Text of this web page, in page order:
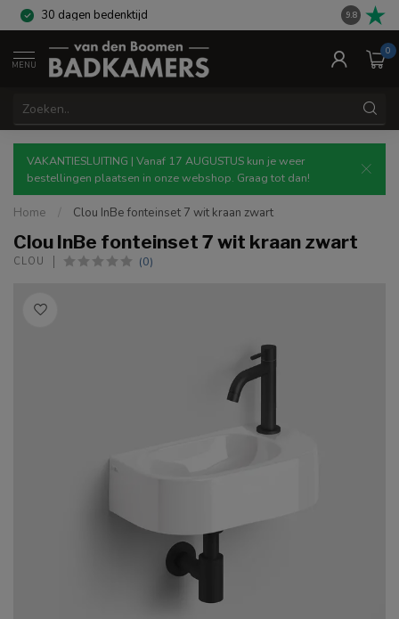
30 dagen bedenktijd Gratis
9.8
MENU
0
VAKANTIESLUITING | Vanaf 17 AUGUSTUS kun je weer
bestellingen plaatsen in onze webshop. Graag tot dan!
Home / Clou InBe fonteinset 7 wit kraan zwart
Clou InBe fonteinset 7 wit kraan zwart
CLOU (0)